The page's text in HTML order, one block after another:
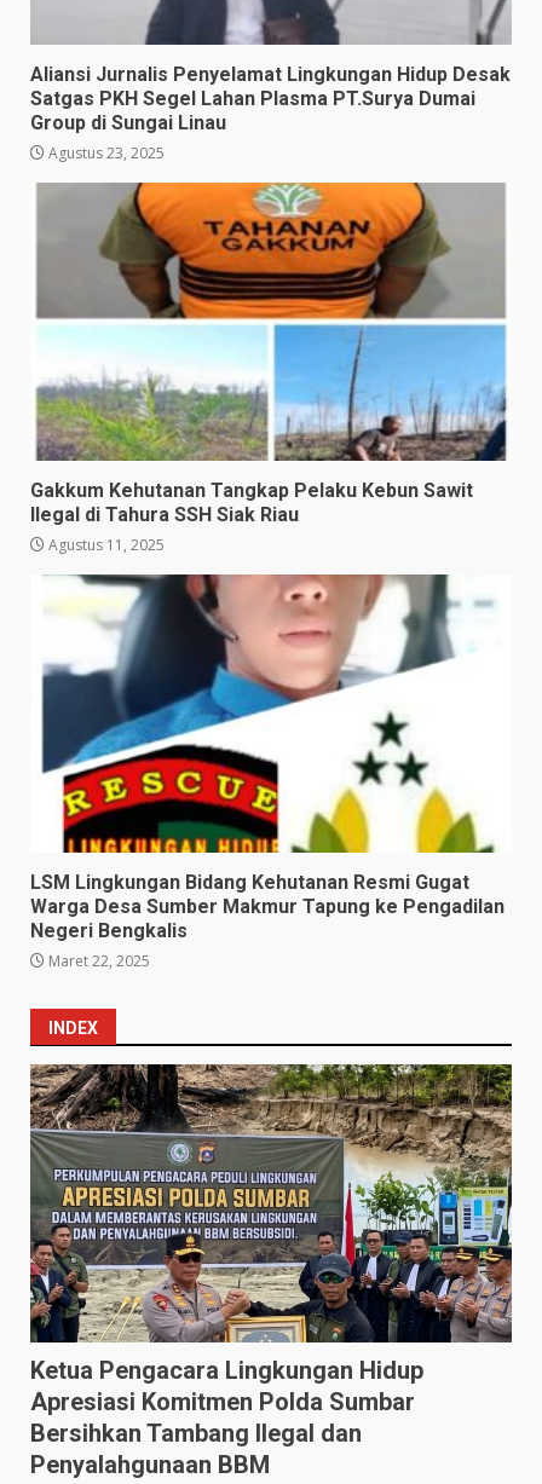
Aliansi Jurnalis Penyelamat Lingkungan Hidup Desak
Satgas PKH Segel Lahan Plasma PT.Surya Dumai
Group di Sungai Linau
Agustus 23, 2025
Gakkum Kehutanan Tangkap Pelaku Kebun Sawit
Ilegal di Tahura SSH Siak Riau
Agustus 11, 2025
LSM Lingkungan Bidang Kehutanan Resmi Gugat
Warga Desa Sumber Makmur Tapung ke Pengadilan
Negeri Bengkalis
Maret 22, 2025
INDEX
Ketua Pengacara Lingkungan Hidup
Apresiasi Komitmen Polda Sumbar
Bersihkan Tambang Ilegal dan
Penyalahgunaan BBM